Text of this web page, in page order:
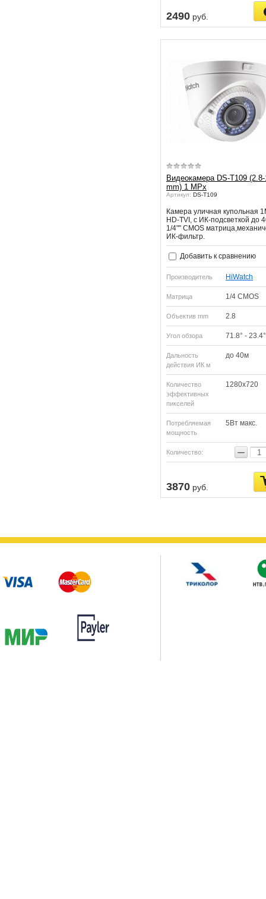
2490 руб.
Видеокамера DS-T109
mm) 1 MPx
Артикул: DS-T109
Камера уличная купольная
HD-TVI, с ИК-подсветкой до
1/4"" CMOS
ИК-фильтр.
Добавить к сравнению
Производитель HiWatch
Матрица 1/4 CMOS
Объектив mm 2.8
Угол обзора 71.8° - 23.4°
Дальность
действия ИК м
до 40м
Количество
эффективных
пикселей
1280х720
Потребляемая
мощность
5Вт макс.
Количество: −
3870 руб.